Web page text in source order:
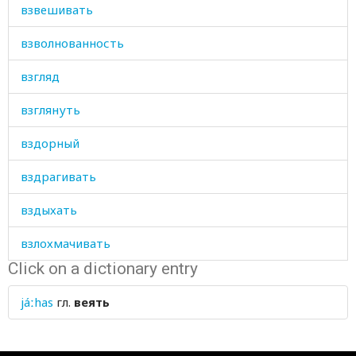
взвешивать
взволнованность
взгляд
взглянуть
вздорный
вздрагивать
вздыхать
взлохмачивать
взорваться
взрослеть
Click on a dictionary entry
jáːhas гл. веять